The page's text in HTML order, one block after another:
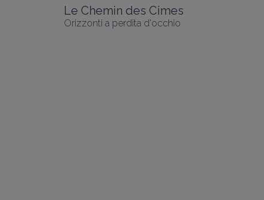
Le Chemin des Cimes
Orizzonti a perdita d'occhio